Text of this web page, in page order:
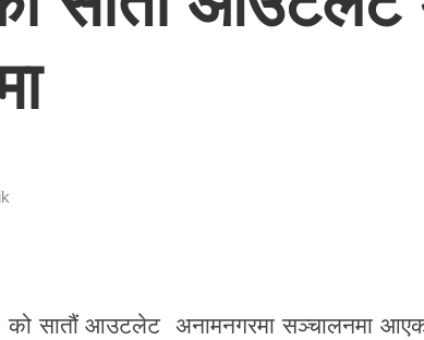
को सातौं आउटलेट अनामनगरमा सञ्चालनमा